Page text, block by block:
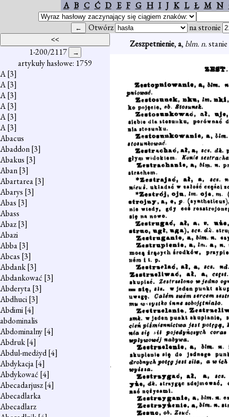
A B C Ć D E F G H I J K L Ł M N
Otwórz na stronie
1-200/2117
artykuły hasłowe: 1759
A[3]
A[3]
A[3]
A[3]
A[3]
A[3]
Abacus
Abaddon[3]
Abakus [3]
Aban[3]
Abartarea[3]
Abarys [3]
Abas [3]
Abass
Abaz[3]
Abazi
Abba[3]
Abcas [3]
Abdank[3]
Abdankować [3]
Abderyta[3]
Abdhuci[3]
Abdimi[4]
abdominalis
Abdominalny[4]
Abdruk[4]
Abdul-medżyd[4]
Abdykacja[4]
Abdykować [4]
Abecadarjusz[4]
Abecadlarka
Abecadlarz
Zeszpetnienie,a, blm. n.stanie